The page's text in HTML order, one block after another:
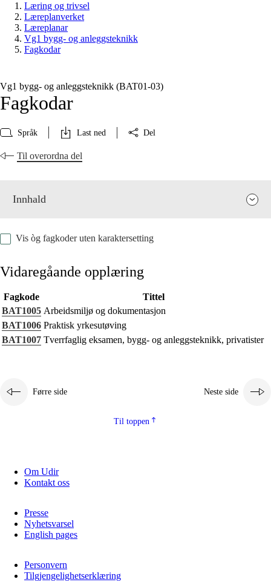
Læring og trivsel
Læreplanverket
Læreplanar
Vg1 bygg- og anleggsteknikk
Fagkodar
Vg1 bygg- og anleggsteknikk (BAT01‑03)
Fagkodar
Språk Last ned Del
Til overordna del
Innhald
Fagrelevans og sentrale verdiar
Kjerneelement
Tverrfaglege tema
Vis òg fagkoder uten karaktersetting
Vidaregåande opplæring
Fagkode
Tittel
BAT1005 Arbeidsmiljø og dokumentasjon
BAT1006 Praktisk yrkesutøving
BAT1007 Tverrfaglig eksamen, bygg- og anleggsteknikk, privatister
Førre side Neste side
Til toppen
Om Udir
Kontakt oss
Presse
Nyhetsvarsel
English pages
Personvern
Tilgjengelighetserklæring